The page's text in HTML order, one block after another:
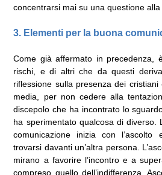
concentrarsi mai su una questione alla
3. Elementi per la buona
Come già affermato in precedenza,
rischi, e di altri che da questi
riflessione sulla presenza dei
media, per non cedere alla
discepolo che ha incontrato lo
ha sperimentato qualcosa di diverso.
comunicazione inizia con
trovarsi davanti un’altra persona.
mirano a favorire l’incontro e a
compreso quello dell’indifferenza.